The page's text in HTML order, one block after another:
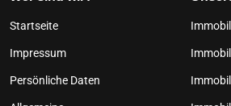
Startseite
Impressum
Persönliche Daten